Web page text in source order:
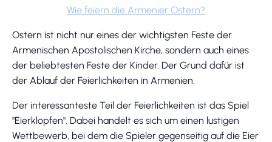
Wie feiern die Armenier Ostern?
Ostern ist nicht nur eines der wichtigsten Feste der
Armenischen Apostolischen Kirche, sondern auch eines
der beliebtesten Feste der Kinder. Der Grund dafür ist
der Ablauf der Feierlichkeiten in Armenien.
Der interessanteste Teil der Feierlichkeiten ist das Spiel
"Eierklopfen". Dabei handelt es sich um einen lustigen
Wettbewerb, bei dem die Spieler gegenseitig auf die Eier